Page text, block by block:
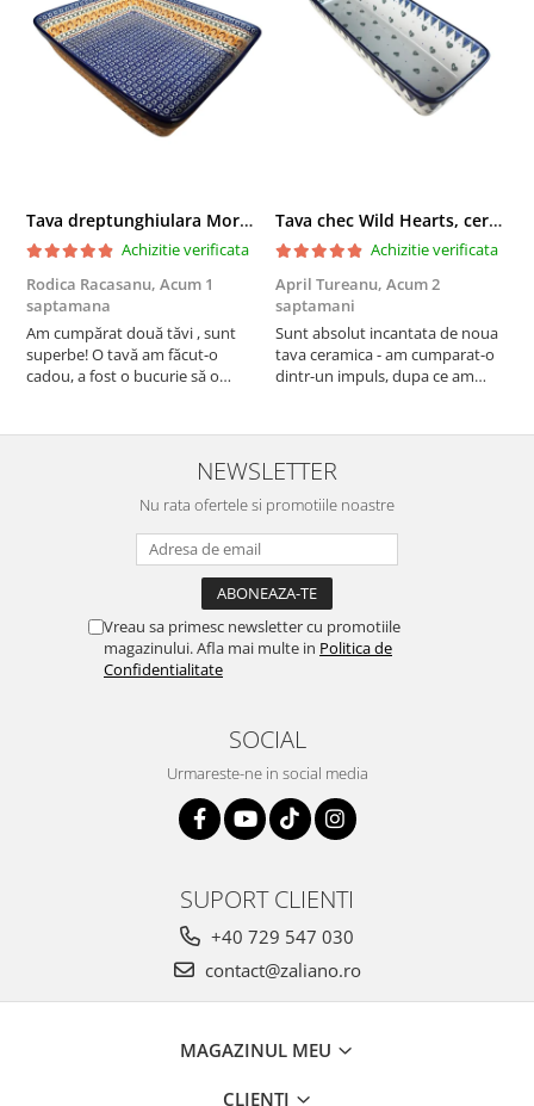
Tava dreptunghiulara Morning Sunrise, ceramica smaltuita, pictata manual, 27,0 X 32, 5 cm
Achizitie verificata
Rodica Racasanu, Acum 1
saptamana
Am cumpărat două tăvi , sunt
superbe! O tavă am făcut-o
cadou, a fost o bucurie să o
este o plăcere să o folosim, are
Tava chec Wild Hearts, ceramica smaltuita, pictata manual, 31,0 X 12,0 cm
Achizitie verificata
April Tureanu, Acum 2
saptamani
Sunt absolut incantata de noua
tava ceramica - am cumparat-o
dintr-un impuls, dupa ce am
pete de rugina dupa spalare.
Aceasta ma va scapa de aceasta
neplacere, in plus este tare
frumoasa, o ...
NEWSLETTER
Nu rata ofertele si promotiile noastre
Vreau sa primesc newsletter cu promotiile
magazinului. Afla mai multe in Politica de
Confidentialitate
SOCIAL
Urmareste-ne in social media
SUPORT CLIENTI
+40 729 547 030
contact@zaliano.ro
MAGAZINUL MEU
CLIENTI